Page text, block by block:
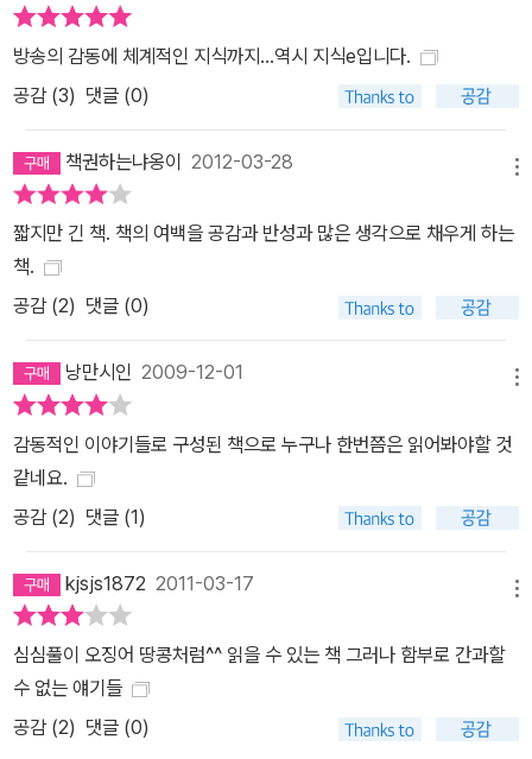
방송의 감동에 체계적인 지식까지...역시 지식e입니다.
공감 (3) 댓글 (0)
책권하는냐옹이 2012-03-28
짧지만 긴 책. 책의 여백을 공감과 반성과 많은 생각으로 채우게 하는
책.
공감 (2) 댓글 (0)
낭만시인 2009-12-01
감동적인 이야기들로 구성된 책으로 누구나 한번쯤은 읽어봐야할 것
같네요.
공감 (2) 댓글 (1)
kjsjs1872 2011-03-17
심심풀이 오징어 땅콩처럼^^ 읽을 수 있는 책 그러나 함부로 간과할
수 없는 얘기들
공감 (2) 댓글 (0)